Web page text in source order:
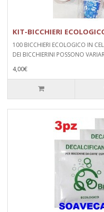
KIT-BICCHIERI
100 BICCHIERI ECOLOGICO IN
DEI BICCHIERINI POSSONO
4,00€